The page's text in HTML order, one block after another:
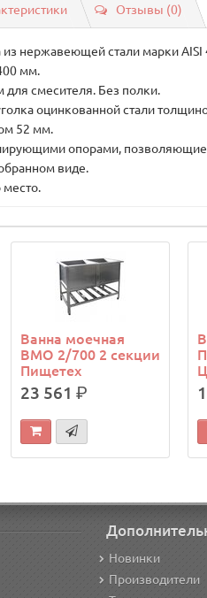
Отзывы (0)
нержавеющей стали марки
мм.
смесителя. Без полки.
оцинкованной стали
52 мм.
опорами, позволяющие
виде.
место.
Ванна моечная
ВМО 2/700 2 секции
Пищетех
23 561р.
Новинки
Производители